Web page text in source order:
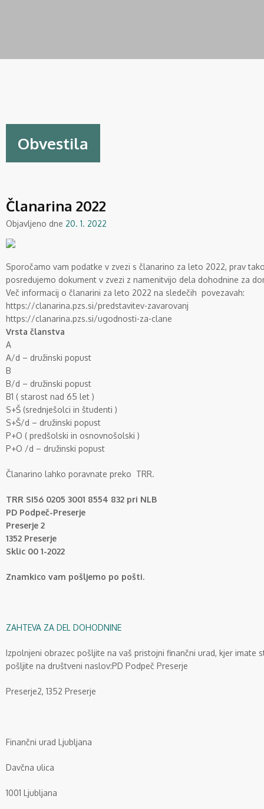
Obvestila
Članarina 2022
Objavljeno dne 20. 1. 2022
Sporočamo vam podatke v zvezi s članarino za leto 2022, prav
posredujemo dokument v zvezi z namenitvijo dela dohodnine za
Več informacij o članarini za leto 2022 na sledečih povezavah:
https://clanarina.pzs.si/predstavitev-zavarovanj
https://clanarina.pzs.si/ugodnosti-za-clane
Vrsta članstva
A
A/d – družinski popust
B
B/d – družinski popust
B1 ( starost nad 65 let )
S+Š (srednješolci in študenti )
S+Š/d – družinski popust
P+O ( predšolski in osnovnošolski )
P+O /d – družinski popust
Članarino lahko poravnate preko TRR.
TRR SI56 0205 3001 8554 832 pri NLB
PD Podpeč-Preserje
Preserje 2
1352 Preserje
Sklic 00 1-2022
Znamkico vam pošljemo po pošti.
ZAHTEVA ZA DEL DOHODNINE
Izpolnjeni obrazec pošljite na vaš pristojni finančni urad, kjer imate
pošljite na društveni naslov:PD Podpeč Preserje
Preserje2, 1352 Preserje
Finančni urad Ljubljana
Davčna ulica
1001 Ljubljana